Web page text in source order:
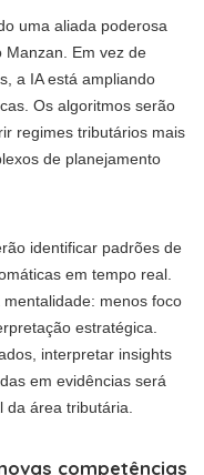
uma aliada poderosa
Manzan. Em vez de
a IA está ampliando
Os algoritmos serão
regimes tributários mais
de planejamento
identificar padrões de
em tempo real.
menos foco
estratégica.
interpretar insights
em evidências será
área tributária.
competências